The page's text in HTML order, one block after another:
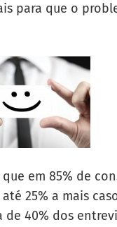
para que o
em 85% de
25% a mais
40% dos